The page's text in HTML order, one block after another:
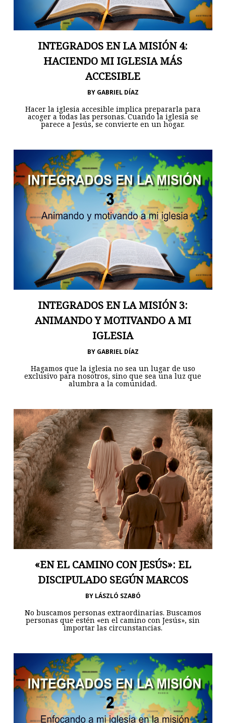
INTEGRADOS EN LA MISIÓN 4:
HACIENDO MI IGLESIA MÁS
ACCESIBLE
BY GABRIEL DÍAZ
Hacer la iglesia accesible implica prepararla para
acoger a todas las personas. Cuando la iglesia se
parece a Jesús, se convierte en un hogar.
INTEGRADOS EN LA MISIÓN 3:
ANIMANDO Y MOTIVANDO A MI
IGLESIA
BY GABRIEL DÍAZ
Hagamos que la iglesia no sea un lugar de uso
exclusivo para nosotros, sino que sea una luz que
alumbra a la comunidad.
«EN EL CAMINO CON JESÚS»: EL
DISCIPULADO SEGÚN MARCOS
BY LÁSZLÓ SZABÓ
No buscamos personas extraordinarias. Buscamos
personas que estén «en el camino con Jesús», sin
importar las circunstancias.